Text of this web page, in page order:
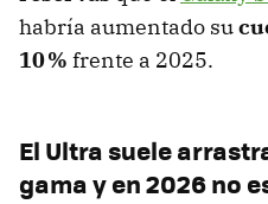
habría aumentado su
10 % frente a 2025.
El Ultra suele
gama y en 2026 no